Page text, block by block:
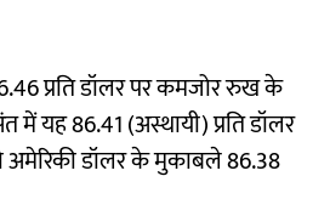
प्रति डॉलर पर कमजोर रुख के
में यह 86.41 (अस्थायी) प्रति डॉलर
अमेरिकी डॉलर के मुकाबले 86.38